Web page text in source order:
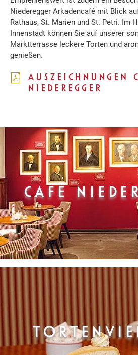
Niederegger Arkadencafé mit Blick
Rathaus, St. Marien und St. Petri. Im
Innenstadt können Sie auf unserer
Marktterrasse leckere Torten und
genießen.
AUSZEICHNUNGEN
NIEDEREGGER
CAFÉ